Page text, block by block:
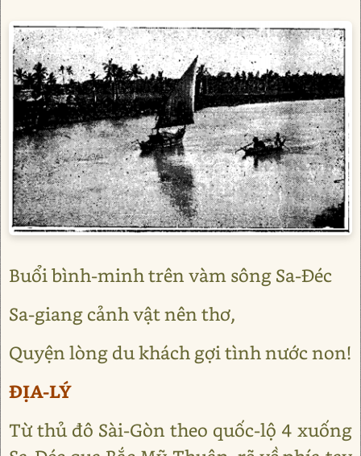
Buổi bình-minh trên vàm sông Sa-Đéc
Sa-giang cảnh vật nên thơ,
Quyện lòng du khách gợi tình nước non!
ĐỊA-LÝ
Từ thủ đô Sài-Gòn theo quốc-lộ 4 xuống